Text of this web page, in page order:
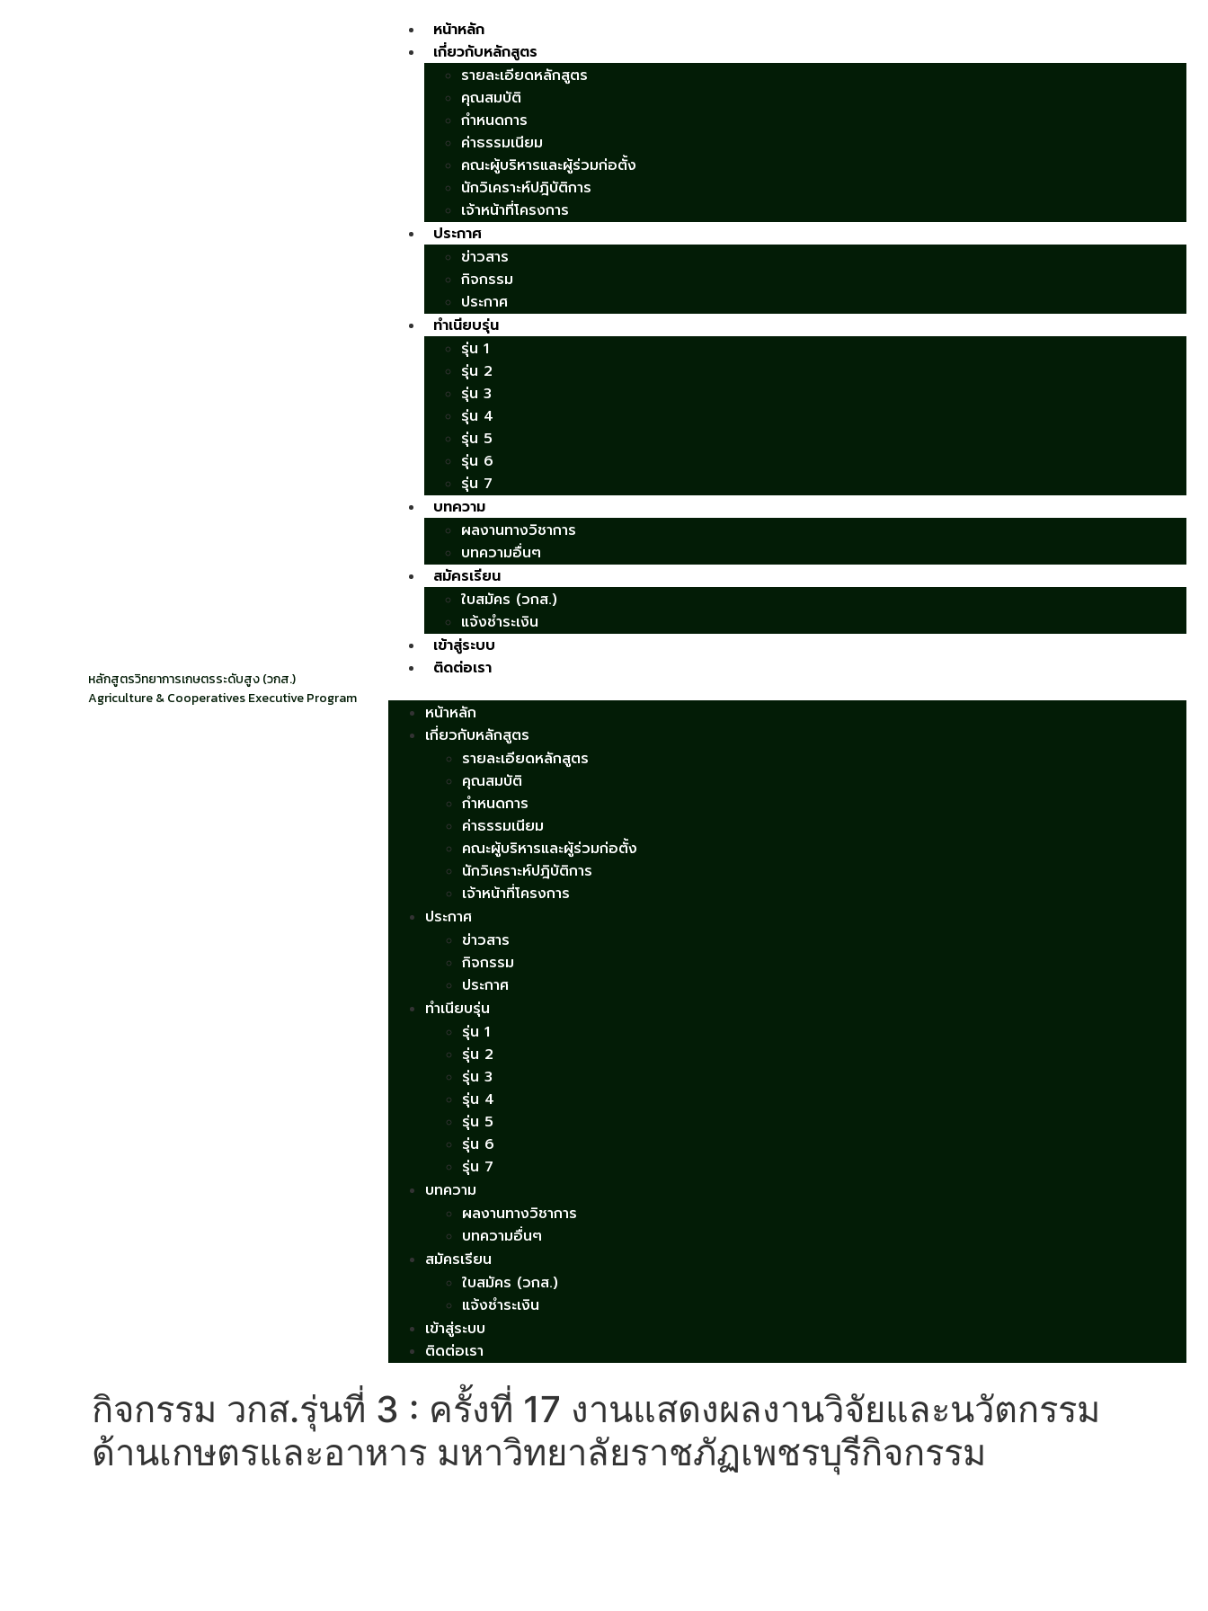
หลักสูตรวิทยาการเกษตรระดับสูง (วกส.)
Agriculture & Cooperatives Executive Program
หน้าหลัก
เกี่ยวกับหลักสูตร
รายละเอียดหลักสูตร
คุณสมบัติ
กำหนดการ
ค่าธรรมเนียม
คณะผู้บริหารและผู้ร่วมก่อตั้ง
นักวิเคราะห์ปฎิบัติการ
เจ้าหน้าที่โครงการ
ประกาศ
ข่าวสาร
กิจกรรม
ประกาศ
ทำเนียบรุ่น
รุ่น 1
รุ่น 2
รุ่น 3
รุ่น 4
รุ่น 5
รุ่น 6
รุ่น 7
บทความ
ผลงานทางวิชาการ
บทความอื่นๆ
สมัครเรียน
ใบสมัคร (วกส.)
แจ้งชำระเงิน
เข้าสู่ระบบ
ติดต่อเรา
หน้าหลัก
เกี่ยวกับหลักสูตร
รายละเอียดหลักสูตร
คุณสมบัติ
กำหนดการ
ค่าธรรมเนียม
คณะผู้บริหารและผู้ร่วมก่อตั้ง
นักวิเคราะห์ปฎิบัติการ
เจ้าหน้าที่โครงการ
ประกาศ
ข่าวสาร
กิจกรรม
ประกาศ
ทำเนียบรุ่น
รุ่น 1
รุ่น 2
รุ่น 3
รุ่น 4
รุ่น 5
รุ่น 6
รุ่น 7
บทความ
ผลงานทางวิชาการ
บทความอื่นๆ
สมัครเรียน
ใบสมัคร (วกส.)
แจ้งชำระเงิน
เข้าสู่ระบบ
ติดต่อเรา
กิจกรรม วกส.รุ่นที่ 3 : ครั้งที่ 17 งานแสดงผลงานวิจัยและนวัตกรรม
ด้านเกษตรและอาหาร มหาวิทยาลัยราชภัฏเพชรบุรีกิจกรรม